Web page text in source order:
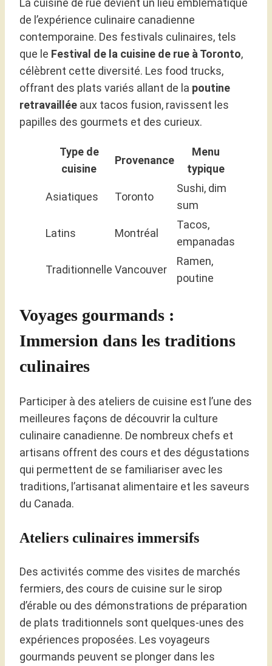
de l’expérience culinaire canadienne
contemporaine. Des festivals culinaires, tels
que le Festival de la cuisine de rue à Toronto,
célèbrent cette diversité. Les food trucks,
offrant des plats variés allant de la poutine
retravaillée aux tacos fusion, ravissent les
papilles des gourmets et des curieux.
Type de
cuisine
Provenance
Menu
typique
Asiatiques Toronto
Sushi, dim
sum
Latins Montréal
Tacos,
empanadas
Traditionnelle Vancouver
Ramen,
poutine
Voyages gourmands :
Immersion dans les traditions
culinaires
Participer à des ateliers de cuisine est l’une des
meilleures façons de découvrir la culture
culinaire canadienne. De nombreux chefs et
artisans offrent des cours et des dégustations
qui permettent de se familiariser avec les
traditions, l’artisanat alimentaire et les saveurs
du Canada.
Ateliers culinaires immersifs
Des activités comme des visites de marchés
fermiers, des cours de cuisine sur le sirop
d’érable ou des démonstrations de préparation
de plats traditionnels sont quelques-unes des
expériences proposées. Les voyageurs
gourmands peuvent se plonger dans les